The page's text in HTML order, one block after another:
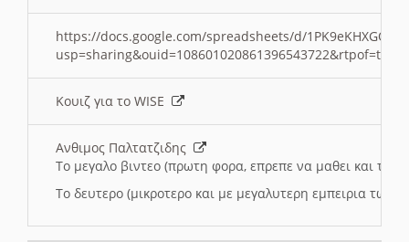
https://docs.google.com/spreadsheets/d/
Κουιζ για το WISE
Ανθιμος Παλτατζιδης
Το μεγαλο βιντεο (πρωτη φορα, επρεπε να μαθει και το
Το δευτερο (μικροτερο και με μεγαλυτερη εμπειρια